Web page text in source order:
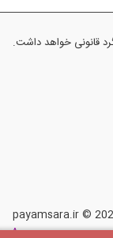
قانونی خواهد داشت.
payamsara.ir ©
^